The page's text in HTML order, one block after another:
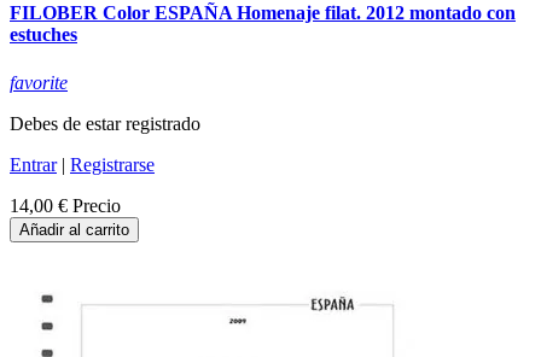
FILOBER Color ESPAÑA Homenaje filat. 2012 montado con
estuches
favorite
Debes de estar registrado
Entrar| Registrarse
14,00 € Precio
Añadir al carrito